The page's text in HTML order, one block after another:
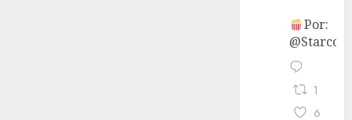
Por:
1
6